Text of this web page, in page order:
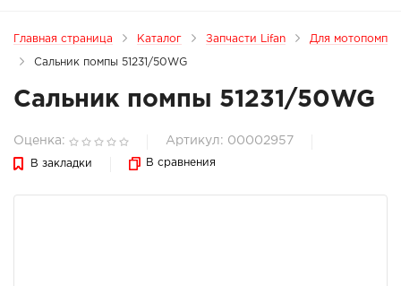
Главная страница Каталог Запчасти Lifan Для мотопомп
Сальник помпы 51231/50WG
Сальник помпы 51231/50WG
Оценка: Артикул: 00002957
В закладки В сравнения